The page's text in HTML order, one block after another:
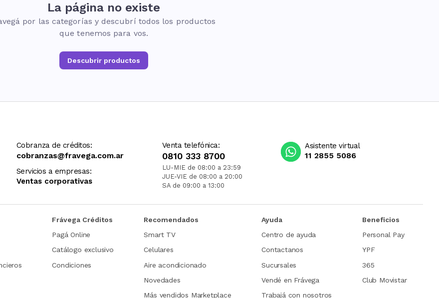
La página no existe
por las categorías y descubrí todos los productos
que tenemos para vos.
Descubrir productos
Cobranza de créditos:
cobranzas@fravega.com.ar
Servicios a empresas:
Ventas corporativas
Venta telefónica:
0810 333 8700
LU-MIE de 08:00 a 23:59
JUE-VIE de 08:00 a 20:00
SA de 09:00 a 13:00
Asistente virtual
11 2855 5086
Frávega Créditos
Pagá Online
Catálogo exclusivo
Condiciones
Recomendados
Smart TV
Celulares
Aire acondicionado
Novedades
Más vendidos Marketplace
Ayuda
Centro de ayuda
Contactanos
Sucursales
Vendé en Frávega
Trabajá con nosotros
Beneficios
Personal Pay
YPF
365
Club Movistar